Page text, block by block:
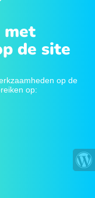
met
de site
op de
op: